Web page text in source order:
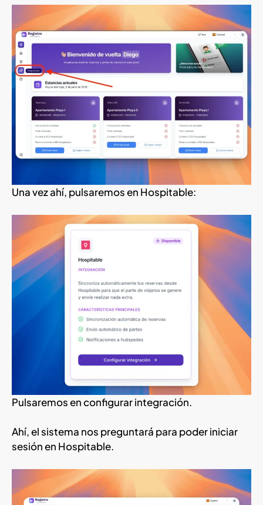
Una vez ahí, pulsaremos en Hospitable:
Pulsaremos en configurar integración.
Ahí, el sistema nos preguntará para poder iniciar
sesión en Hospitable.